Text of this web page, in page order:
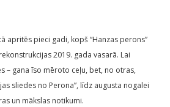
apritēs pieci gadi, kopš “Hanzas perons”
2019. gada vasarā. Lai
– gana īso mēroto ceļu, bet, no otras,
sliedes no Perona”, līdz augusta nogalei
un mākslas notikumi.